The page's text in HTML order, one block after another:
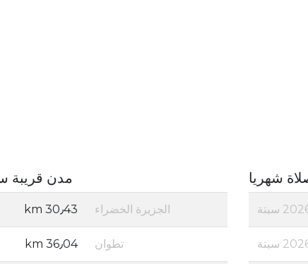
شهريا مدن قريبة
الجزيرة الخضراء 30٫43 km
تطوان 36٫04 km